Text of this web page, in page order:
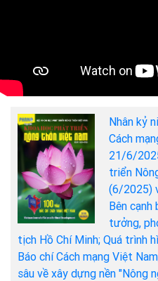
Nhân kỷ
Cách
21/6/
triển
(6/2025)
Bên
tưởng,
tịch Hồ Chí Minh; Quá trình
Báo chí Cách mạng Việt
sâu về xây dựng nền "Nông